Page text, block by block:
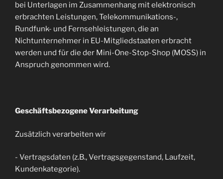
bei Unterlagen im Zusammenhang mit elektronisch
erbrachten Leistungen, Telekommunikations-,
Rundfunk- und Fernsehleistungen, die an
Nichtunternehmer in EU-Mitgliedstaaten erbracht
werden und für die der Mini-One-Stop-Shop (MOSS) in
Anspruch genommen wird.
Geschäftsbezogene Verarbeitung
Zusätzlich verarbeiten wir
- Vertragsdaten (z.B., Vertragsgegenstand, Laufzeit,
Kundenkategorie).